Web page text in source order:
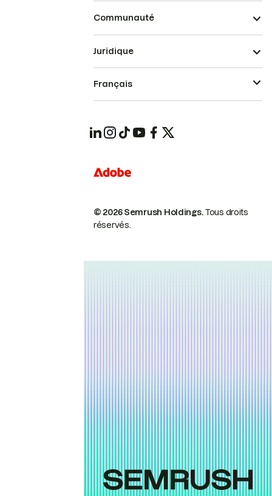
Communauté
© 2026 Semrush Holdings.Tous droits
réservés.
Juridique
Français